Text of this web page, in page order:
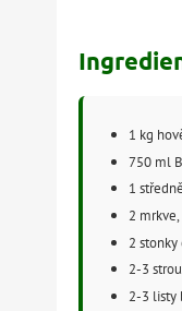
1 kg
750 ml
1
2
2
2-3
2-3 listy